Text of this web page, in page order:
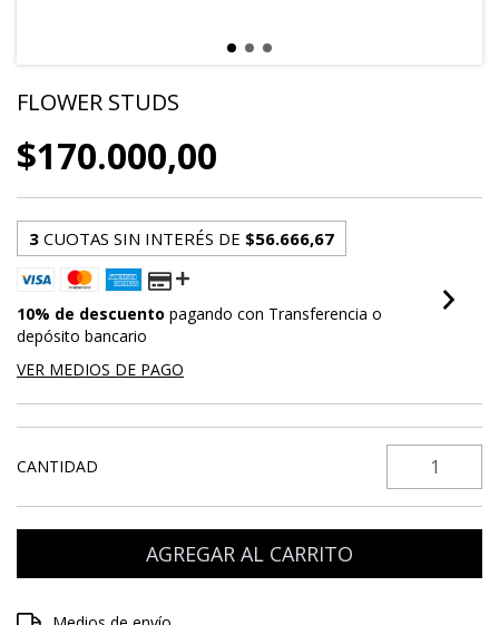
FLOWER STUDS
$170.000,00
3 CUOTAS SIN INTERÉS DE $56.666,67
10% de descuento pagando con Transferencia o
depósito bancario
VER MEDIOS DE PAGO
CANTIDAD
Entregas para el CP: